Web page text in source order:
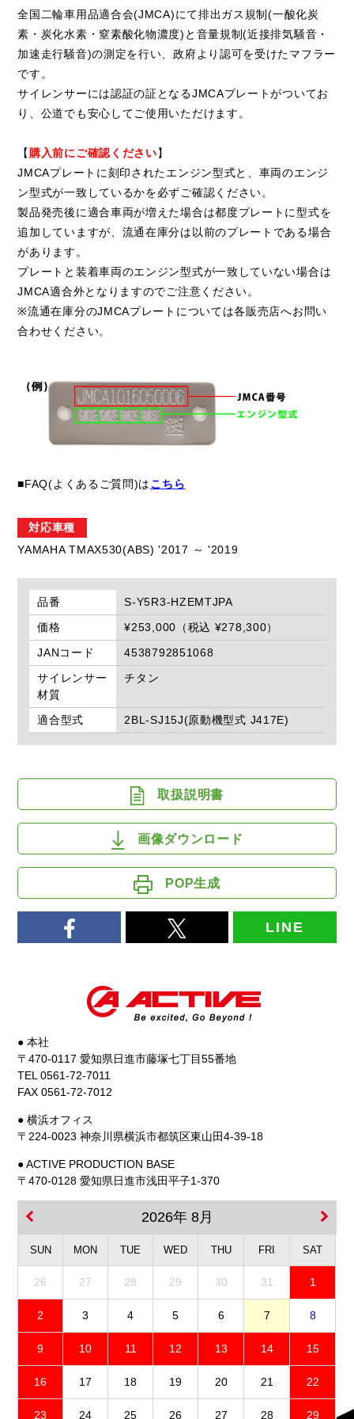
全国二輪車用品適合会(JMCA)にて排出ガス規制(一酸化炭
素・炭化水素・窒素酸化物濃度)と音量規制(近接排気騒音・
加速走行騒音)の測定を行い、政府より認可を受けたマフラー
です。
サイレンサーには認証の証となるJMCAプレートがついてお
り、公道でも安心してご使用いただけます。
【 購入前にご確認ください】
JMCAプレートに刻印されたエンジン型式と、車両のエンジ
ン型式が一致しているかを必ずご確認ください。
製品発売後に適合車両が増えた場合は都度プレートに型式を
追加していますが、流通在庫分は以前のプレートである場合
があります。
プレートと装着車両のエンジン型式が一致していない場合は
JMCA適合外となりますのでご注意ください。
※流通在庫分のJMCAプレートについては各販売店へお問い
合わせください。
■FAQ(よくあるご質問)はこちら
対応車種
YAMAHA TMAX530(ABS) '2017 ～ '2019
品番
S-Y5R3-HZEMTJPA
価格
¥253,000（税込 ¥278,300）
JANコード
4538792851068
サイレンサー
材質
チタン
適合型式 2BL-SJ15J(原動機型式 J417E)
取扱説明書
画像ダウンロード
POP生成
LINE
● 本社
〒470-0117 愛知県日進市藤塚七丁目55番地
TEL 0561-72-7011
FAX 0561-72-7012
● 横浜オフィス
〒224-0023 神奈川県横浜市都筑区東山田4-39-18
● ACTIVE PRODUCTION BASE
〒470-0128 愛知県日進市浅田平子1-370
2026年 8月
SUN MON TUE WED THU FRI SAT
26 27 28 29 30 31 1
2 3 4 5 6 7 8
9 10 11 12 13 14 15
16 17 18 19 20 21 22
23 24 25 26 27 28 29